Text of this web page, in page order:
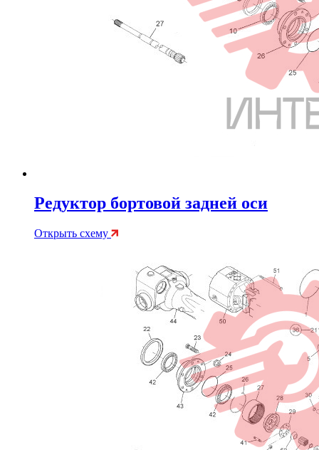
Редуктор бортовой задней оси
Открыть схему